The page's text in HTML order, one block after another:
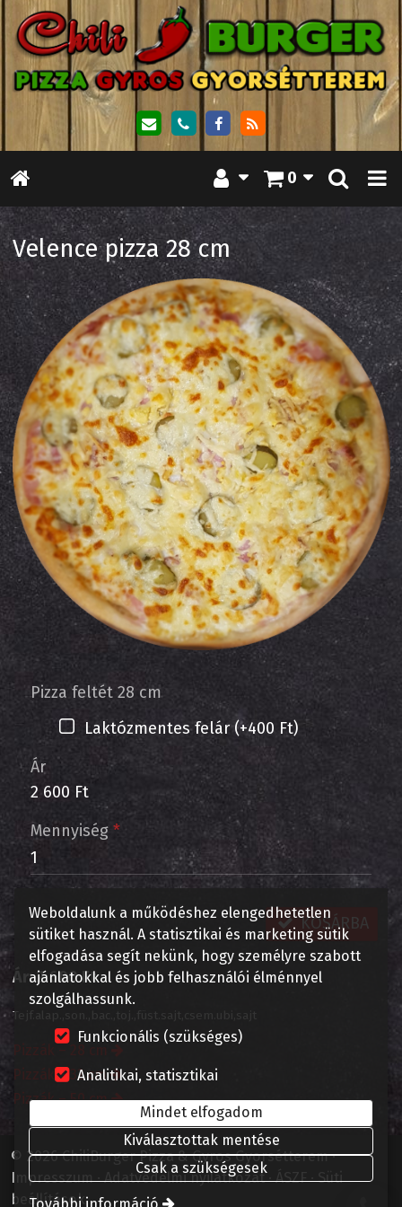
0
Velence pizza 28 cm
Pizza feltét 28 cm
Laktózmentes felár (+400 Ft)
Ár
2 600 Ft
Mennyiség *
KOSÁRBA
Ár:2 600 Ft
Tejf.alap.,son.,bac.,toj.,füst.sajt,csem.ubi,sajt
Pizzák – 32 cm
Pizzák – 50 cm
© 2026 ChiliBurger Pizza & Gyros Gyorsétterem
Impresszum
Adatvédelmi nyilatkozat ÁSZF
Süti
beállítások
Weboldalunk a működéshez elengedhetetlen
sütiket használ. A statisztikai és marketing sütik
elfogadása segít nekünk, hogy személyre szabott
ajánlatokkal és jobb felhasználói élménnyel
szolgálhassunk.
Funkcionális (szükséges)
Analitikai, statisztikai
Mindet elfogadom
Kiválasztottak mentése
Csak a szükségesek
További információ